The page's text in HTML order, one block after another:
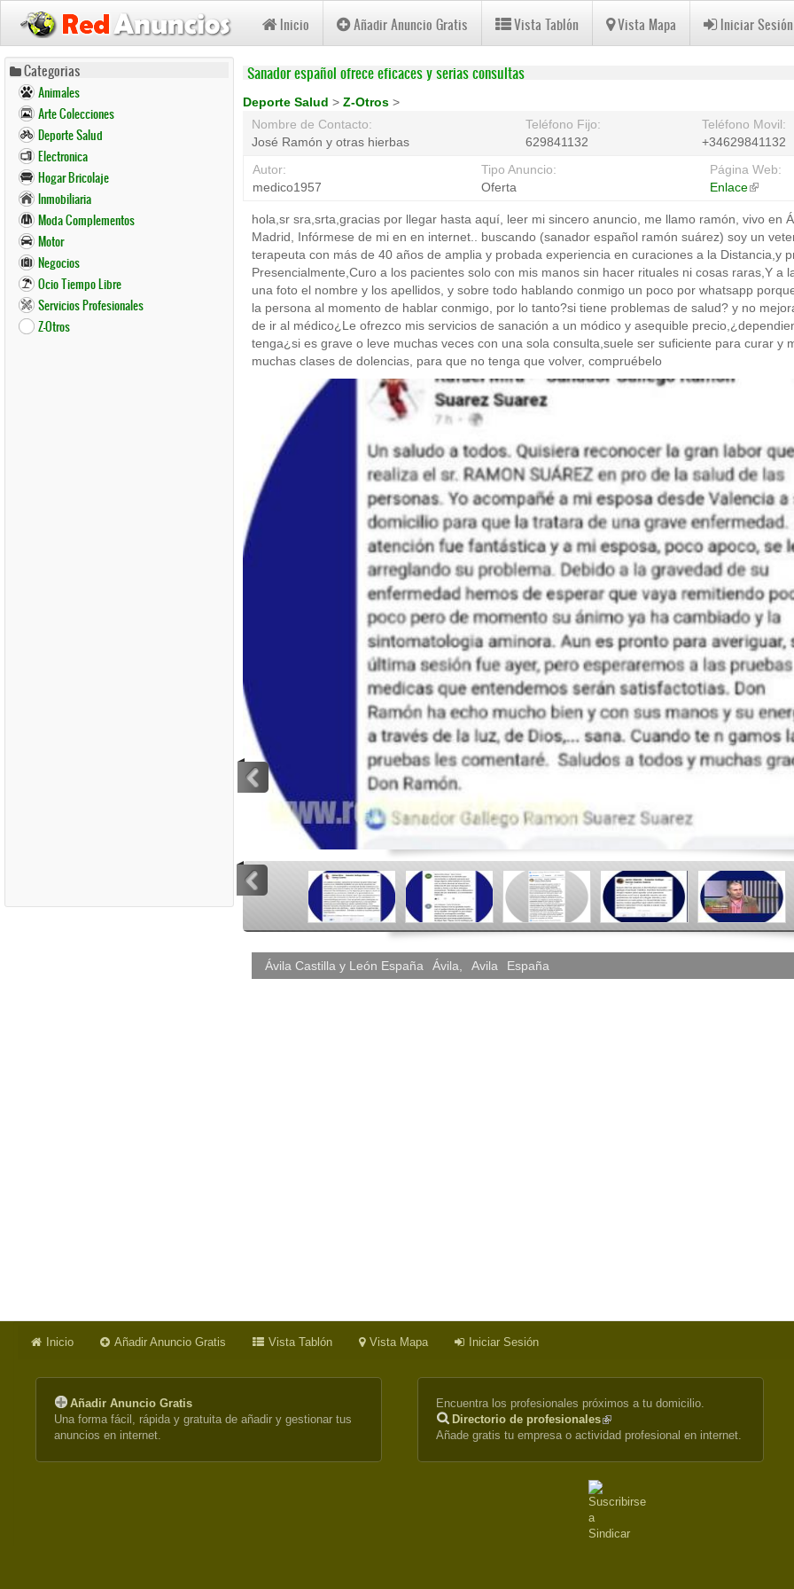
Pasar
contenido
principal
Inicio Añadir Anuncio Gratis Vista Tablón Vista Mapa Iniciar Sesión
Categorias
Animales
Arte Colecciones
Deporte Salud
Electronica
Hogar Bricolaje
Inmobiliaria
Moda Complementos
Motor
Negocios
Ocio Tiempo Libre
Servicios Profesionales
Z-Otros
Sanador español ofrece eficaces y serias consultas
Deporte Salud > Z-Otros >
Nombre de Contacto:
José Ramón y otras hierbas
Teléfono Fijo:
629841132
Teléfono Movil:
+34629841132
Autor:
medico1957
Tipo Anuncio:
Oferta
Página Web:
Enlace(link
hola,sr sra,srta,gracias por llegar hasta aquí, leer mi sincero anuncio, me llamo ramón, vivo en
Madrid, Infórmese de mi en en internet.. buscando (sanador español ramón suárez) soy un
terapeuta con más de 40 años de amplia y probada experiencia en curaciones a la Distancia,y
Presencialmente,Curo a los pacientes solo con mis manos sin hacer rituales ni cosas raras,Y a
una foto el nombre y los apellidos, y sobre todo hablando conmigo un poco por whatsapp
la persona al momento de hablar conmigo, por lo tanto?si tiene problemas de salud? y no
de ir al médico¿Le ofrezco mis servicios de sanación a un módico y asequible
tenga¿si es grave o leve muchas veces con una sola consulta,suele ser suficiente para curar y
muchas clases de dolencias, para que no tenga que volver, compruébelo
Ávila Castilla y León España Ávila Avila España
Inicio Añadir Anuncio Gratis Vista Tablón Vista Mapa Iniciar Sesión
Añadir Anuncio Gratis
Una forma fácil, rápida y gratuita de añadir y gestionar tus
anuncios en internet.
Encuentra los profesionales próximos a tu domicilio.
Directorio de profesionales(link
is
Añade gratis tu empresa o actividad profesional en internet.